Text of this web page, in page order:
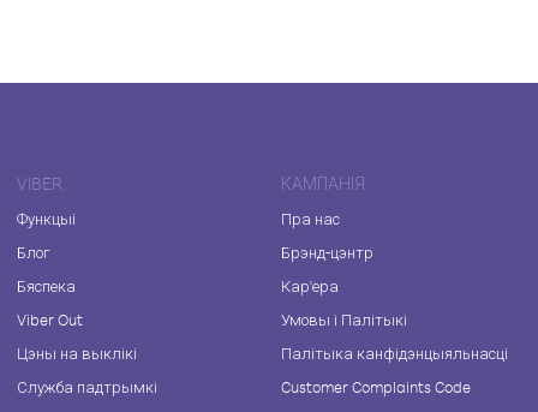
VIBER
Функцыі
Блог
Бяспека
Viber Out
Цэны на выклікі
Служба падтрымкі
КАМПАНІЯ
Пра нас
Брэнд-цэнтр
Кар'ера
Умовы і Палітыкі
Палітыка канфідэнцыяльнасці
Customer Complaints Code